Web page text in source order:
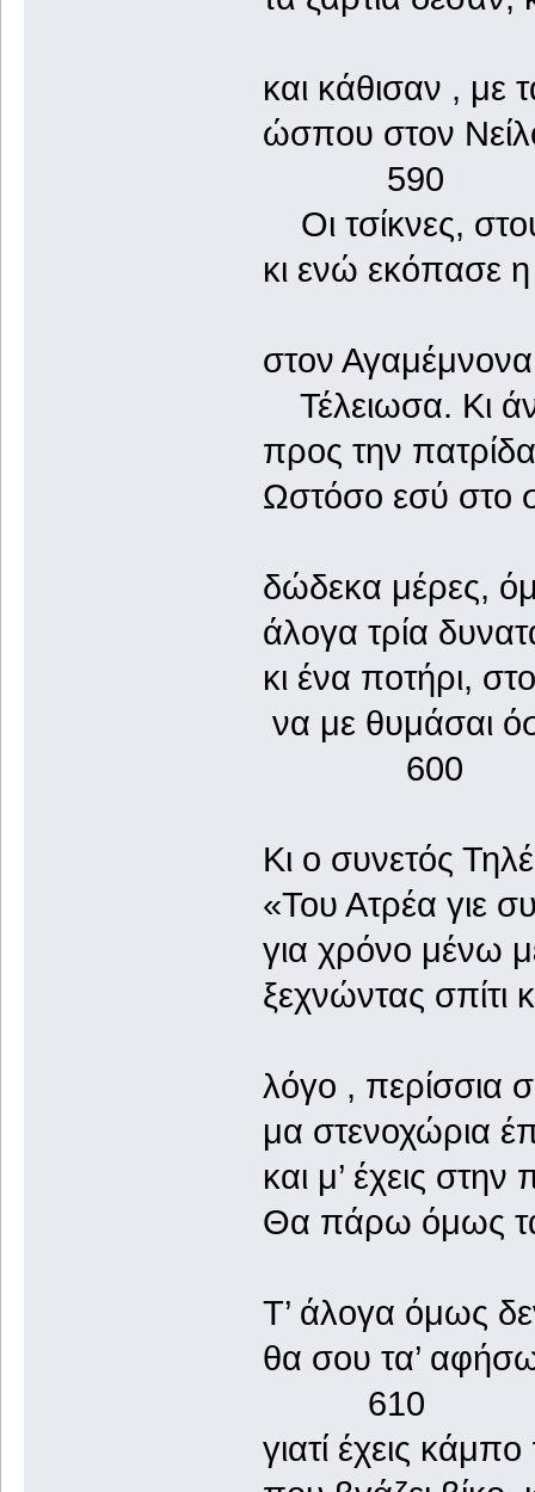
και κάθισαν , με
ώσπου στον
590
Οι τσίκνες,
κι ενώ εκόπασε
στον
Τέλειωσα. Κι
προς την
Ωστόσο εσύ στο
δώδεκα μέρες,
άλογα τρία
κι ένα ποτήρι,
να με θυμάσαι
600
Κι ο συνετός
«Του Ατρέα γιε
για χρόνο μένω
ξεχνώντας σπίτι
λόγο , περίσσια
μα στενοχώρια
και μ’ έχεις
Θα πάρω όμως
Τ’ άλογα όμως
θα σου τα’
610
γιατί έχεις